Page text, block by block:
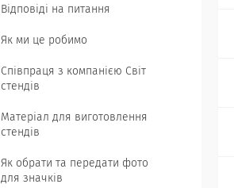
Відповіді на питання
Як ми це робимо
Співпраця з компанією Світ
стендів
Матеріал для виготовлення
стендів
Як обрати та передати фото
для значків